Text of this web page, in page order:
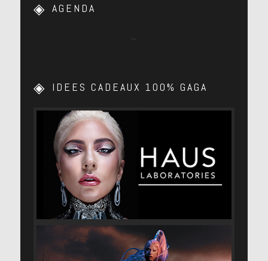
AGENDA
IDEES CADEAUX 100% GAGA